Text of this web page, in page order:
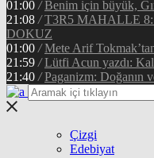
01:00 / Benim için büyük,
21:08 / T3R5 MAHALLE
DOKUZ
01:00 / Mete Arif
21:59 / Lütfi Acun yazdı:
21:40 / Paganizm: Doğanın
Çizgi
Edebiyat